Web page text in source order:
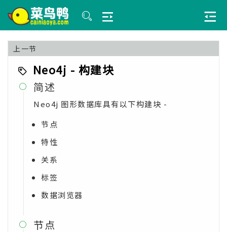
上一节
Neo4j - 构建块
 简述
Neo4j 图形数据库具有以下构建块 -
节点
特性
关系
标签
数据浏览器
 节点